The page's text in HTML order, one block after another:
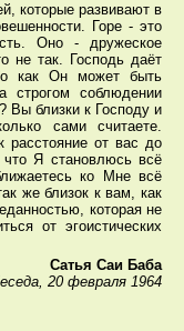
которые развивают в
Горе - это
Оно - дружеское
не так. Господь даёт
как Он может быть
строгом соблюдении
Вы близки к Господу и
сами считаете.
расстояние от вас до
Я становлюсь всё
ко Мне всё
же близок к вам, как
которая не
от эгоистических
Сатья Саи Баба
20 февраля 1964